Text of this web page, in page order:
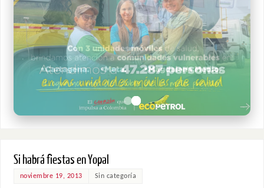
Si habrá fiestas en Yopal
noviembre 19, 2013 Sin categoría